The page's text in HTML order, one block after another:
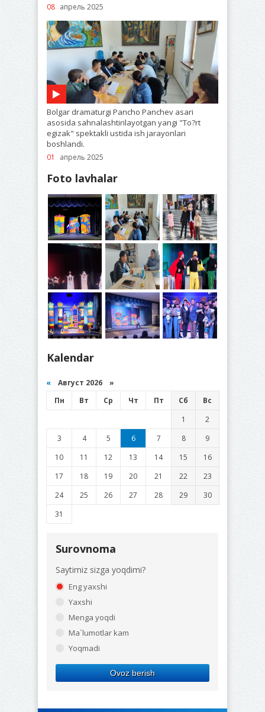
08 апрель 2025
Bolgar dramaturgi Pancho Panchev asari
asosida sahnalashtirilayotgan yangi "To?rt
egizak" spektakli ustida ish jarayonlari
boshlandi.
01 апрель 2025
Foto lavhalar
Kalendar
« Август 2026 »
Пн
Вт Ср Чт Пт Сб
Вс
1
2
3
4 5 6 7 8
9
10
11 12 13 14 15
16
17
18 19 20 21 22
23
24
25 26 27 28 29
30
31
Surovnoma
Saytimiz sizga yoqdimi?
Eng yaxshi
Yaxshi
Menga yoqdi
Ma`lumotlar kam
Yoqmadi
Ovoz berish